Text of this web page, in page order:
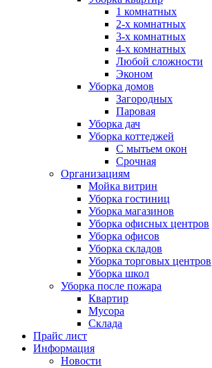
1 комнатных
2-х комнатных
3-х комнатных
4-х комнатных
Любой сложности
Эконом
Уборка домов
Загородных
Паровая
Уборка дач
Уборка коттеджей
С мытьем окон
Срочная
Организациям
Мойка витрин
Уборка гостиниц
Уборка магазинов
Уборка офисных центров
Уборка офисов
Уборка складов
Уборка торговых центров
Уборка школ
Уборка после пожара
Квартир
Мусора
Склада
Прайс лист
Информация
Новости